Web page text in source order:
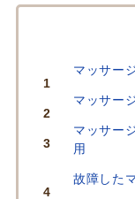
マッサー
マッサー
マッサー
用
故障した